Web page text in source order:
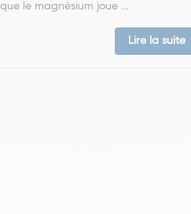
le magnésium joue ...
Lire la suite